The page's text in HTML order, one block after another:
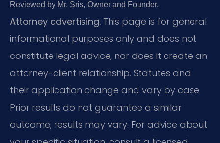
Reviewed by Mr. Sris, Owner and Founder.
Attorney advertising. This page is for general
informational purposes only and does not
constitute legal advice, nor does it create an
attorney-client relationship. Statutes and
their application change and vary by case.
Prior results do not guarantee a similar
outcome; results may vary. For advice about